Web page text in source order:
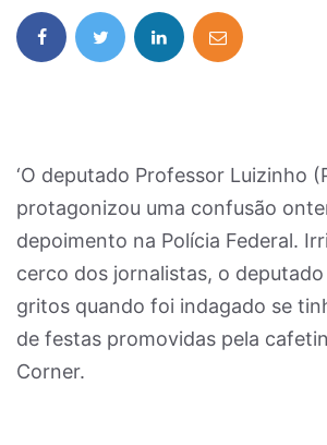
‘O deputado Professor Luizinho
protagonizou uma confusão
depoimento na Polícia Federal.
cerco dos jornalistas, o
gritos quando foi indagado se
de festas promovidas pela
Corner.